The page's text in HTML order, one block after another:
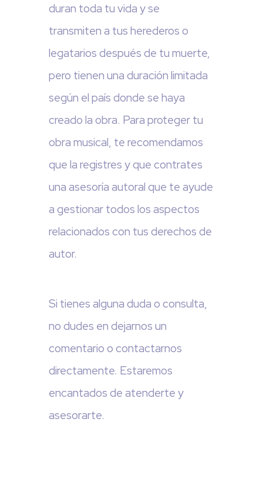
duran toda tu vida y se
transmiten a tus herederos o
legatarios después de tu muerte,
pero tienen una duración limitada
según el país donde se haya
creado la obra. Para proteger tu
obra musical, te recomendamos
que la registres y que contrates
una asesoría autoral que te ayude
a gestionar todos los aspectos
relacionados con tus derechos de
autor.
Si tienes alguna duda o consulta,
no dudes en dejarnos un
comentario o contactarnos
directamente. Estaremos
encantados de atenderte y
asesorarte.